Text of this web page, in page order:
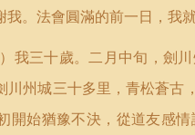
我。法會圓滿的前一日，我
我三十歲。二月中旬，劍
川州城三十多里，青松蒼
開始猶豫不決，從道友感